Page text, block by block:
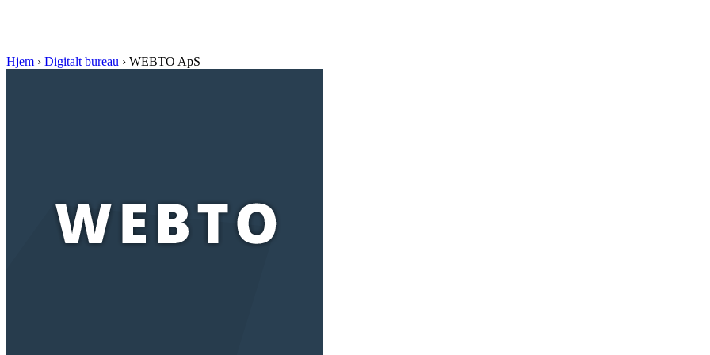
Hjem › Digitalt bureau › WEBTO ApS